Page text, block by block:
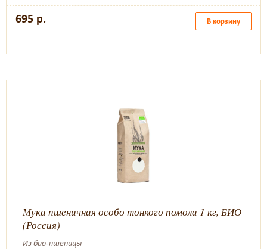
695 р. В корзину
Мука пшеничная особо тонкого помола 1 кг, БИО
(Россия)
Из био-пшеницы